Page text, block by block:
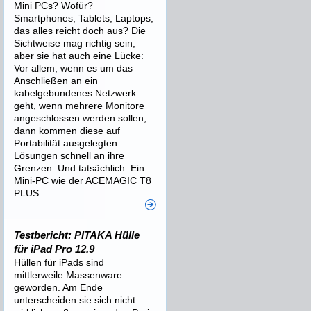
Mini PCs? Wofür?
Smartphones, Tablets, Laptops,
das alles reicht doch aus? Die
Sichtweise mag richtig sein,
aber sie hat auch eine Lücke:
Vor allem, wenn es um das
Anschließen an ein
kabelgebundenes Netzwerk
geht, wenn mehrere Monitore
angeschlossen werden sollen,
dann kommen diese auf
Portabilität ausgelegten
Lösungen schnell an ihre
Grenzen. Und tatsächlich: Ein
Mini-PC wie der ACEMAGIC T8
PLUS ...
Testbericht: PITAKA Hülle
für iPad Pro 12.9
Hüllen für iPads sind
mittlerweile Massenware
geworden. Am Ende
unterscheiden sie sich nicht